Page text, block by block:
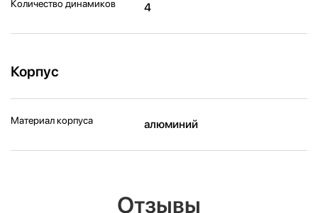
Количество динамиков 4
Корпус
Материал корпуса алюминий
Отзывы